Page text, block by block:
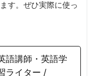
す。ぜひ実際に使っ
語講師・英語学
ライター /